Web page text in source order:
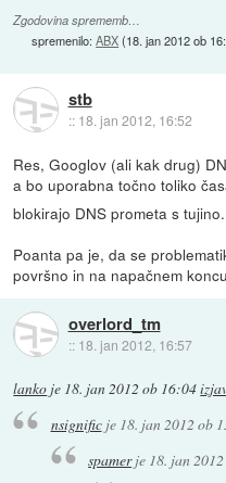
Zgodovina sprememb…
spremenilo:ABX(18. jan 2012 ob
stb
:: 18. jan 2012, 16:52
Res, Googlov (ali kak drug)
a bo uporabna točno toliko
blokirajo DNS prometa s
Poanta pa je, da se
površno in na napačnem
overlord_tm
:: 18. jan 2012, 16:57
lanko je 18. jan 2012 ob 16:04
nsignificje 18. jan 2012 ob
spamerje 18. jan